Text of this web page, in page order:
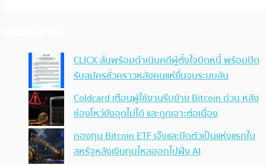
CLICX ลั่นพร้อมดำเนินคดีผู้ตั้งใจบิดหนี้ พร้อมปิด
รับสมัครชั่วคราวหลังคนแห่ยื่นจนระบบล้น
Coldcard เตือนผู้ใช้งานรีบย้าย Bitcoin ด่วน หลัง
ช่องโหว่ยังอุดไม่ได้ และถูกเจาะต่อเนื่อง
กองทุน Bitcoin ETF เจ๊งและปิดตัวเป็นแห่งแรกใน
สหรัฐหลังเงินทุนไหลออกไปฝั่ง AI